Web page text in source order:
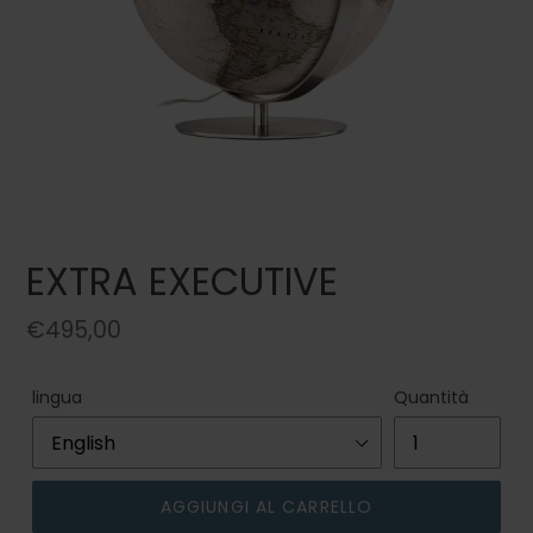
EXTRA EXECUTIVE
Prezzo
listino
€495,00
lingua Quantità
AGGIUNGI AL CARRELLO